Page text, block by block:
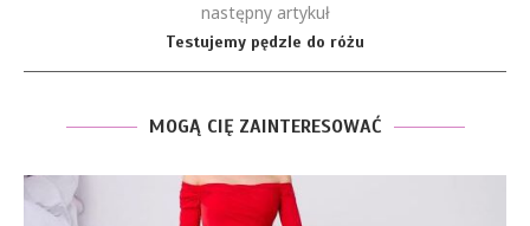
następny artykuł
Testujemy pędzle do różu
MOGĄ CIĘ ZAINTERESOWAĆ